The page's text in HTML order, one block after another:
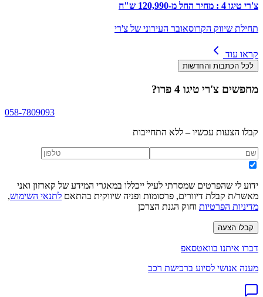
צ'רי טיגו 4 : מחיר החל מ-120,990 ש"ח
תחילת שיווק הקרוסאובר העירוני של צ'רי
קראו עוד
לכל הכתבות והחדשות
מחפשים צ'רי טיגו 4 פרו ?
058-7809093
קבלו הצעות עכשיו – ללא התחייבות
ידוע לי שהפרטים שמסרתי לעיל ייכללו במאגרי המידע של קארזון ואני
מאשר/ת קבלת דיוורים, פרסומות ופניה שיווקית בהתאם לתנאי השימוש,
מדיניות הפרטיות וחוק הגנת הצרכן
קבלו הצעה
דברו איתנו בוואטסאפ
מענה אנושי לסיוע ברכישת רכב